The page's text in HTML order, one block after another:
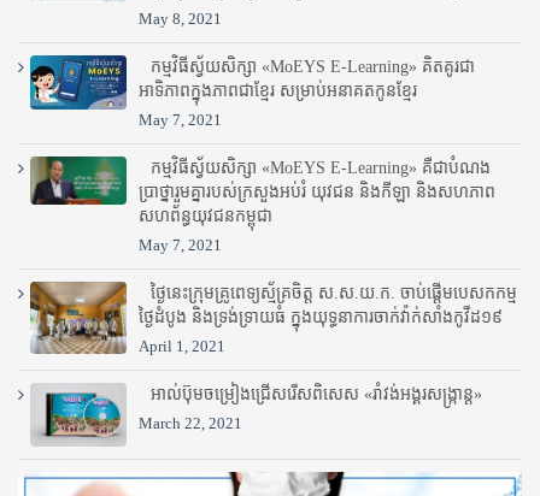
May 8, 2021
កម្មវិធីស្វ័យសិក្សា «MoEYS E-Learning» គិតគូរជា
អាទិភាពក្នុងភាពជាខ្មែរ សម្រាប់អនាគតកូនខ្មែរ
May 7, 2021
កម្មវិធីស្វ័យសិក្សា «MoEYS E-Learning» គឺជាបំណង
ប្រាថ្នារួមគ្នារបស់ក្រសួងអប់រំ​ យុវជន និងកីឡា និងសហភាព
សហព័ន្ធយុវជនកម្ពុជា
May 7, 2021
ថ្ងៃនេះក្រុមគ្រូពេទ្យស្ម័គ្រចិត្ត ស.ស.យ.ក. ចាប់ផ្តើមបេសកកម្ម
ថ្ងៃដំបូង និងទ្រង់ទ្រាយធំ ក្នុងយុទ្ធនាការចាក់វ៉ាក់សាំងកូវីដ១៩
April 1, 2021
អាល់ប៊ុមចម្រៀងជ្រើសរើសពិសេស «រាំវង់អង្គរសង្ក្រាន្ត»
March 22, 2021